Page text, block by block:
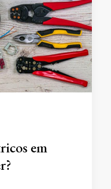
em